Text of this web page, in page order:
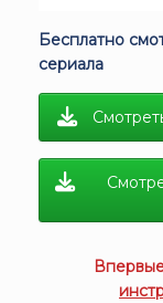
Бесплатно
сериала